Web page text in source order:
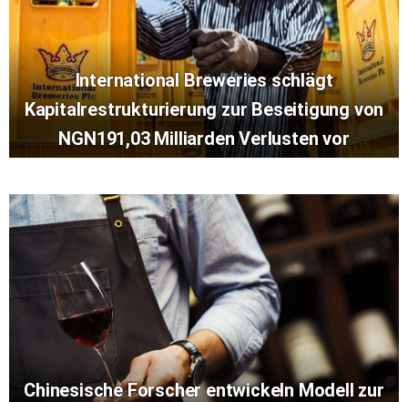
International Breweries schlägt
Kapitalrestrukturierung zur Beseitigung von
NGN191,03 Milliarden Verlusten vor
Chinesische Forscher entwickeln Modell zur